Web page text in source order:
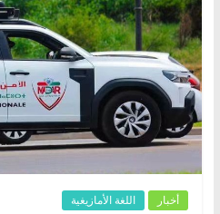
أخبار اللغة الأمازيغية